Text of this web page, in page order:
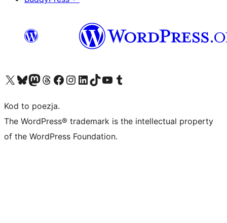
Odwiedź nasze konto X (dawniej Twitter)
Odwiedź nasze konto Bluesky
Odwiedź nasze konto na Mastodoncie
Odwiedź naszego Threadsa
Odwiedź naszego Facebooka
Odwiedź nasze konto na Instagramie
Odwiedź nasze konto na LinkedIn
Odwiedź naszego TikToka
Odwiedź nasz kanał YouTube
Odwiedź naszego Tumblra
Kod to poezja.
The WordPress® trademark is the intellectual property
of the WordPress Foundation.